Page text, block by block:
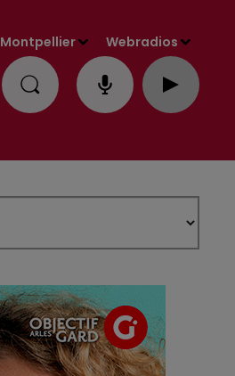
Montpellier Webradios